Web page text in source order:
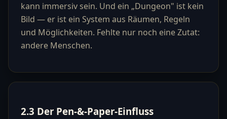
kann immersiv sein. Und ein „Dungeon" ist kein
Bild — er ist ein System aus Räumen, Regeln
und Möglichkeiten. Fehlte nur noch eine Zutat:
andere Menschen.
2.3 Der Pen-&-Paper-Einfluss